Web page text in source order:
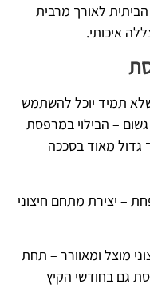
לאורך מרבית
איכותי.
תמיד יוכל להשתמש
גשום – הבילוי במרפסת
גדול מאוד בסככה
– יצירת מתחם חיצוני
מוצל ומאוורר – תחת
גם בחודשי הקיץ